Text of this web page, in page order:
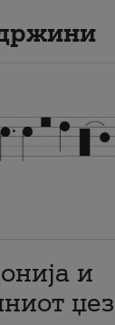
и
џез